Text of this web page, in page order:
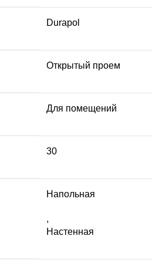
Durapol
Открытый проем
Для помещений
30
Напольная
,
Настенная